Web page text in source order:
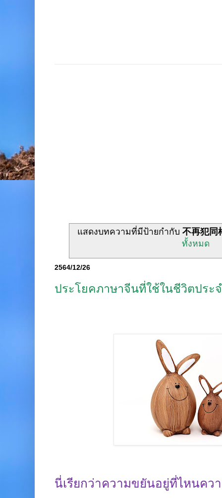
แสดงบทความที่มีป้ายกำกับ不再犯同
ทั้งหมด
2564/12/26
ประโยคภาษาจีนที่ใช้ในชีวิตประ
นี่เรียกว่าความขยันอยู่ที่ไหนคว